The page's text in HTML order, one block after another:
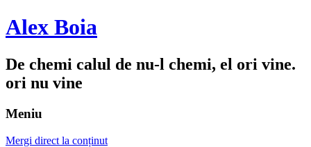
Alex Boia
De chemi calul de nu-l chemi, el ori vine.
ori nu vine
Meniu
Mergi direct la conținut